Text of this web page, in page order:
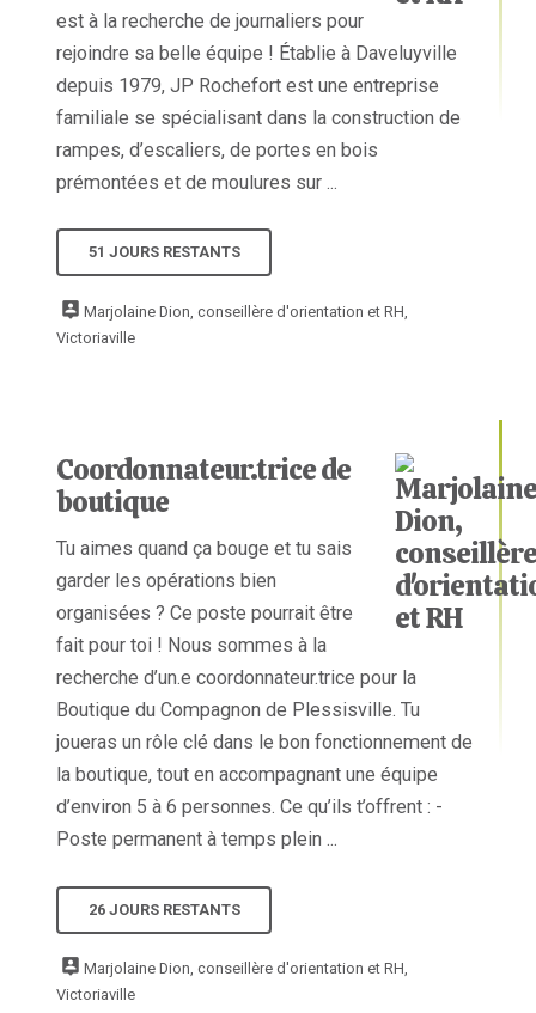
est à la recherche de journaliers pour
rejoindre sa belle équipe ! Établie à Daveluyville
depuis 1979, JP Rochefort est une entreprise
familiale se spécialisant dans la construction de
rampes, d’escaliers, de portes en bois
prémontées et de moulures sur ...
51 JOURS RESTANTS
Marjolaine Dion, conseillère d'orientation et RH,
Victoriaville
Coordonnateur.trice de
boutique
Tu aimes quand ça bouge et tu sais
garder les opérations bien
organisées ? Ce poste pourrait être
fait pour toi ! Nous sommes à la
recherche d’un.e coordonnateur.trice pour la
Boutique du Compagnon de Plessisville. Tu
joueras un rôle clé dans le bon fonctionnement de
la boutique, tout en accompagnant une équipe
d’environ 5 à 6 personnes. Ce qu’ils t’offrent : -
Poste permanent à temps plein ...
26 JOURS RESTANTS
Marjolaine Dion, conseillère d'orientation et RH,
Victoriaville